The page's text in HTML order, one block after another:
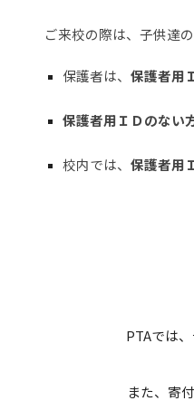
ご来校の際は、子供達
保護者は、保護者用
保護者用ＩＤのない
校内では、保護者用
PTAでは
また、寄